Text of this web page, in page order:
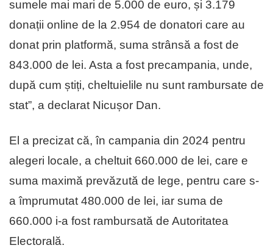
sumele mai mari de 5.000 de euro, și 3.179
donații online de la 2.954 de donatori care au
donat prin platformă, suma strânsă a fost de
843.000 de lei. Asta a fost precampania, unde,
după cum știți, cheltuielile nu sunt rambursate de
stat”, a declarat Nicușor Dan.
El a precizat că, în campania din 2024 pentru
alegeri locale, a cheltuit 660.000 de lei, care e
suma maximă prevăzută de lege, pentru care s-
a împrumutat 480.000 de lei, iar suma de
660.000 i-a fost rambursată de Autoritatea
Electorală.